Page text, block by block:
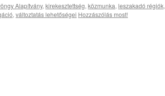
Alapítvány, kirekesztettség, közmunka, leszakadó régiók,
, változtatás lehetőségei Hozzászólás most!